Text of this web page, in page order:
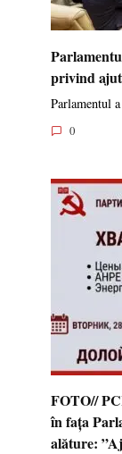
privind
Parlamentul
0
FOTO//
în fața
alăture: